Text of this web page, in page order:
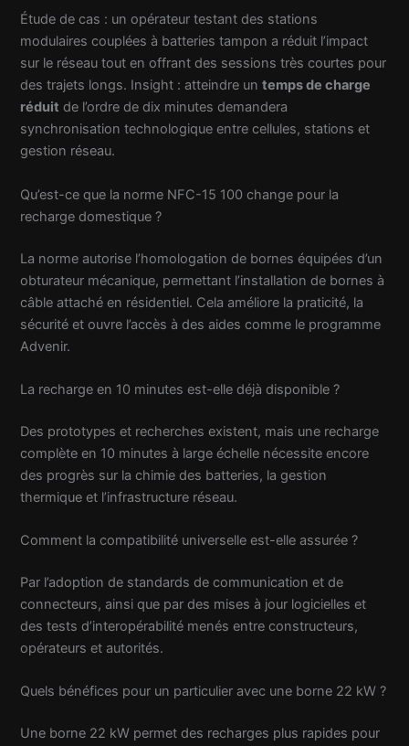
Étude de cas : un opérateur testant des stations
modulaires couplées à batteries tampon a réduit l’impact
sur le réseau tout en offrant des sessions très courtes pour
des trajets longs. Insight : atteindre untemps de charge
réduit de l’ordre de dix minutes demandera
synchronisation technologique entre cellules, stations et
gestion réseau.
Qu’est-ce que la norme NFC-15 100 change pour la
recharge domestique ?
La norme autorise l’homologation de bornes équipées d’un
obturateur mécanique, permettant l’installation de bornes à
câble attaché en résidentiel. Cela améliore la praticité, la
sécurité et ouvre l’accès à des aides comme le programme
Advenir.
La recharge en 10 minutes est-elle déjà disponible ?
Des prototypes et recherches existent, mais une recharge
complète en 10 minutes à large échelle nécessite encore
des progrès sur la chimie des batteries, la gestion
thermique et l’infrastructure réseau.
Comment la compatibilité universelle est-elle assurée ?
Par l’adoption de standards de communication et de
connecteurs, ainsi que par des mises à jour logicielles et
des tests d’interopérabilité menés entre constructeurs,
opérateurs et autorités.
Quels bénéfices pour un particulier avec une borne 22 kW ?
Une borne 22 kW permet des recharges plus rapides pour